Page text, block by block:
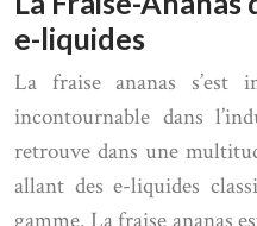
e-liquides
La fraise ananas s’est
incontournable dans
retrouve dans une
allant des e-liquides